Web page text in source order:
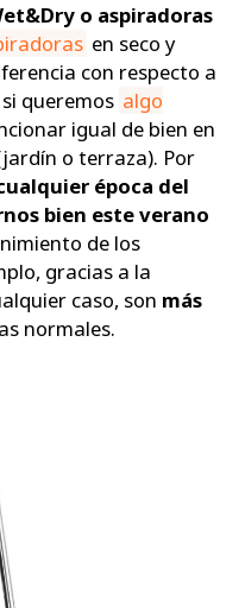
o aspiradoras
en seco y
con respecto a
queremos algo
igual de bien en
o terraza). Por
época del
bien este verano
de los
gracias a la
caso, son más
normales.